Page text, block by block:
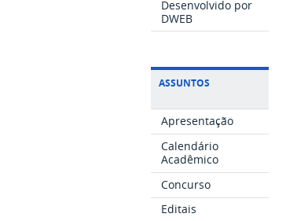
Desenvolvido por
DWEB
ASSUNTOS
Apresentação
Calendário
Acadêmico
Concurso
Editais